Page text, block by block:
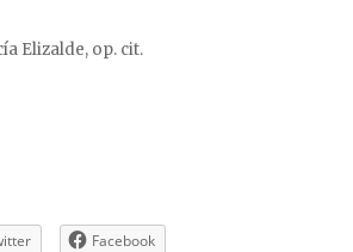
Elizalde, op. cit.
Facebook